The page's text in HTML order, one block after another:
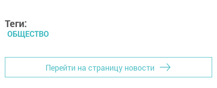
Теги:
ОБЩЕСТВО
Перейти на страницу новости